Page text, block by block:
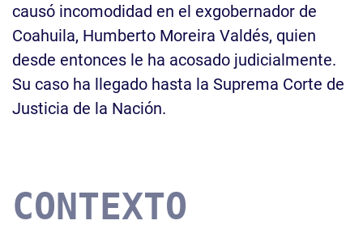
causó incomodidad en el exgobernador de
Coahuila, Humberto Moreira Valdés, quien
desde entonces le ha acosado judicialmente.
Su caso ha llegado hasta la Suprema Corte de
Justicia de la Nación.
CONTEXTO